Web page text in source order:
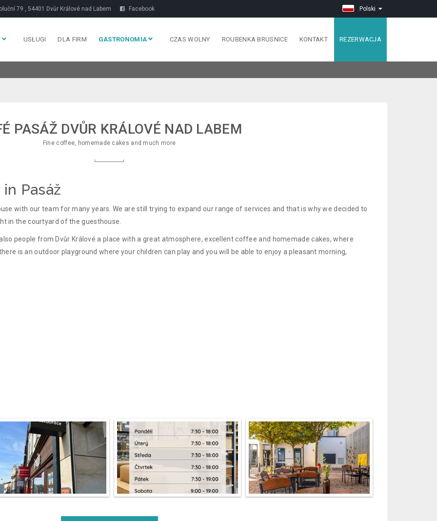
79 , 54401 Dvůr Králové nad Labem Facebook Polski
USŁUGI DLA FIRM GASTRONOMIA CZAS WOLNY ROUBENKA BRUSNICE KONTAKT REZERWACJA
PASÁŽ DVŮR KRÁLOVÉ NAD LABEM
Fine coffee, homemade cakes and much more
Pasáž
with our team for many years. We are still trying to expand our range of services and that is why we decided to
in the courtyard of the guesthouse.
people from Dvůr Králové a place with a great atmosphere, excellent coffee and homemade cakes, where
is an outdoor playground where your children can play and you will be able to enjoy a pleasant morning,